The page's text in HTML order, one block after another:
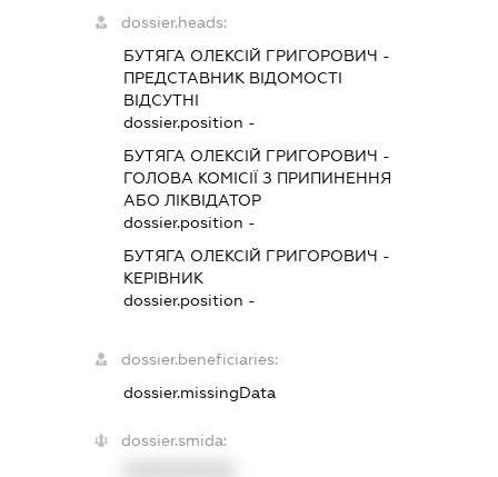
dossier.heads:
БУТЯГА ОЛЕКСІЙ ГРИГОРОВИЧ -
ПРЕДСТАВНИК ВІДОМОСТІ
ВІДСУТНІ
dossier.position -
БУТЯГА ОЛЕКСІЙ ГРИГОРОВИЧ -
ГОЛОВА КОМІСІЇ З ПРИПИНЕННЯ
АБО ЛІКВІДАТОР
dossier.position -
БУТЯГА ОЛЕКСІЙ ГРИГОРОВИЧ -
КЕРІВНИК
dossier.position -
dossier.beneficiaries:
dossier.missingData
dossier.smida: